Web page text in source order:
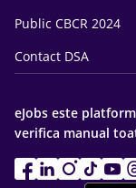
Public CBCR 2024
Contact DSA
eJobs este
verifica manual